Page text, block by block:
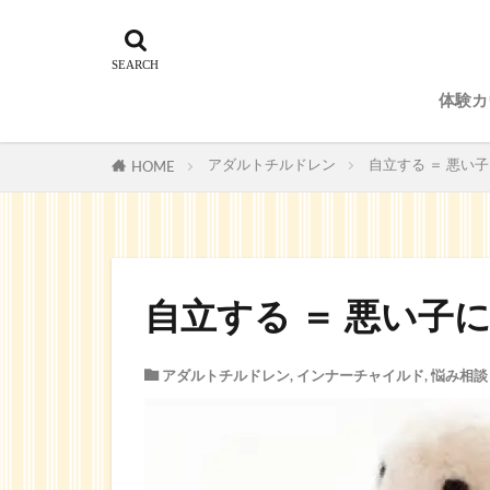
体験
HOME アダルトチルドレン 自立する ＝ 悪い
自立する ＝ 悪い子
アダルトチルドレン, インナーチャイルド,悩み相談